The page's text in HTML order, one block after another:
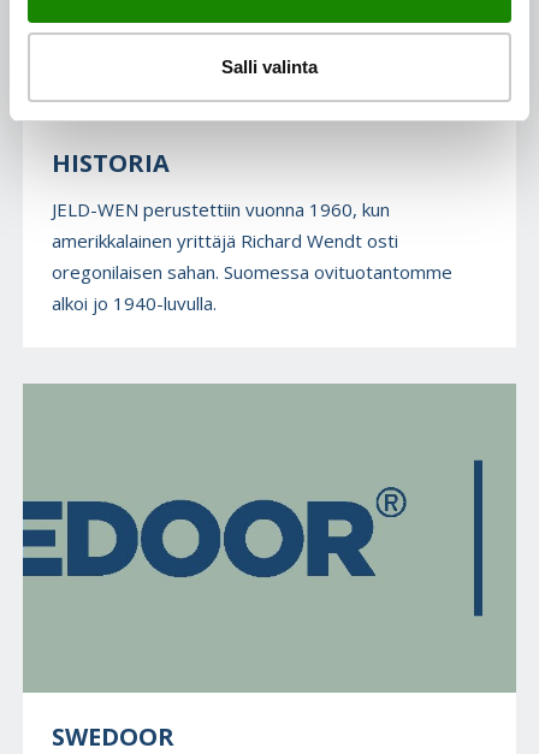
Salli valinta
HISTORIA
JELD-WEN perustettiin vuonna 1960, kun
amerikkalainen yrittäjä Richard Wendt osti
oregonilaisen sahan. Suomessa ovituotantomme
alkoi jo 1940-luvulla.
SWEDOOR